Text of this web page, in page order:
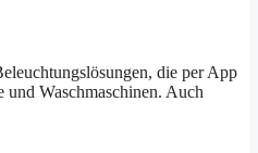
die per App
Waschmaschinen. Auch